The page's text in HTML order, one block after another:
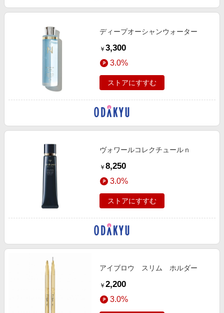
ディープオーシャンウォーター
￥ 3,300
3.0%
ストアにすすむ
ヴォワールコレクチュールｎ
￥ 8,250
3.0%
ストアにすすむ
アイブロウ スリム ホルダー
￥ 2,200
3.0%